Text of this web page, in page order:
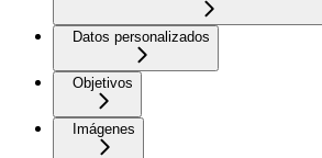
Datos personalizados
Objetivos
Imágenes